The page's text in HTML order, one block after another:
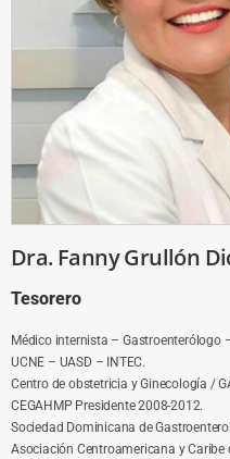
Dra. Fanny Grullón
Tesorero
Médico internista – Gastroenterólogo
UCNE – UASD – INTEC.
Centro de obstetricia y Ginecología /
CEGAHMP Presidente 2008-2012.
Sociedad Dominicana de
Asociación Centroamericana y